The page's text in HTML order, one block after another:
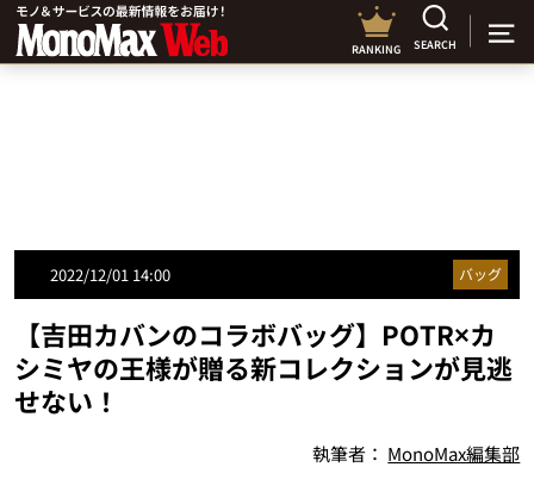
RANKING SEARCH
2022/12/01 14:00 バッグ
【吉田カバンのコラボバッグ】POTR×カ
シミヤの王様が贈る新コレクションが見逃
せない！
執筆者： MonoMax編集部